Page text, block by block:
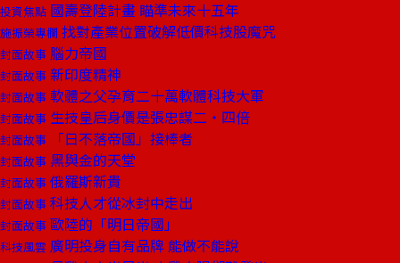
投資焦點 國壽登陸計畫 瞄準未來十五年
施振榮專欄 找對產業位置破解低價科技股魔咒
封面故事 腦力帝國
封面故事 新印度精神
封面故事 軟體之父孕育二十萬軟體科技大軍
封面故事 生技皇后身價是張忠謀二‧四倍
封面故事 「日不落帝國」接棒者
封面故事 黑與金的天堂
封面故事 俄羅斯新貴
封面故事 科技人才從冰封中走出
封面故事 歐陸的「明日帝國」
科技風雲 廣明投身自有品牌 能做不能說